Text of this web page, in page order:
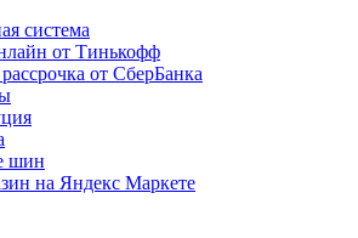
система
от Тинькофф
от СберБанка
шин
на Яндекс Маркете